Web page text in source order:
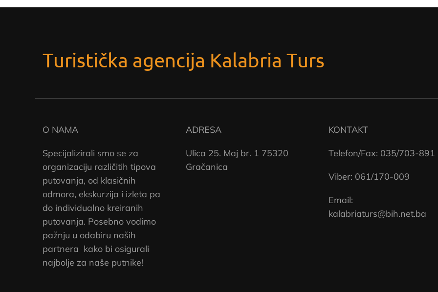
Turistička agencija Kalabria Turs
O NAMA
Specijalizirali smo se za
organizaciju različitih tipova
putovanja, od klasičnih
odmora, ekskurzija i izleta pa
do individualno kreiranih
putovanja. Posebno vodimo
pažnju u odabiru naših
partnera kako bi osigurali
najbolje za naše putnike!
ADRESA
Ulica 25. Maj br. 1 75320
Gračanica
KONTAKT
Telefon/Fax: 035/703-891
Viber: 061/170-009
Email:
kalabriaturs@bih.net.ba